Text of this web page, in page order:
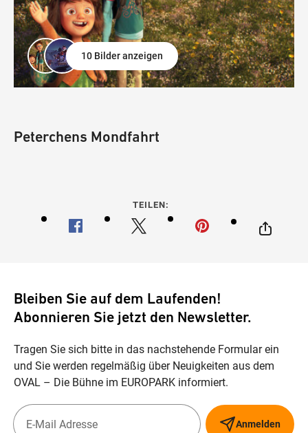
10 Bilder anzeigen
Peterchens Mondfahrt
TEILEN:
Bleiben Sie auf dem Laufenden!
Abonnieren Sie jetzt den Newsletter.
Tragen Sie sich bitte in das nachstehende Formular ein
und Sie werden regelmäßig über Neuigkeiten aus dem
OVAL – Die Bühne im EUROPARK informiert.
Anmelden